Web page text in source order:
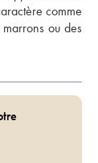
comme
ou des